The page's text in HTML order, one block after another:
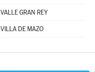
VALLE GRAN REY
VILLA DE MAZO